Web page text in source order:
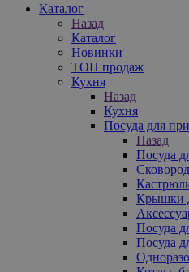
Каталог
Назад
Каталог
Новинки
ТОП продаж
Кухня
Назад
Кухня
Посуда для
Назад
Посуда
Крышки
Посуда
Посуда